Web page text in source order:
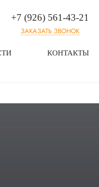
+7 (926) 561-43-21
ЗАКАЗАТЬ ЗВОНОК
КОНТАКТЫ